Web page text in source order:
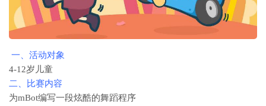
一、活动对象
4-12岁儿童
二、比赛内容
为mBot编写一段炫酷的舞蹈程序